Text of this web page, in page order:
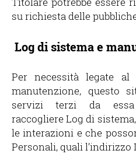
su richiesta delle
Log di sistema e
Per necessità legate
manutenzione, questo
servizi terzi da essa
raccogliere Log di
le interazioni e che
Personali, quali l’indirizzo